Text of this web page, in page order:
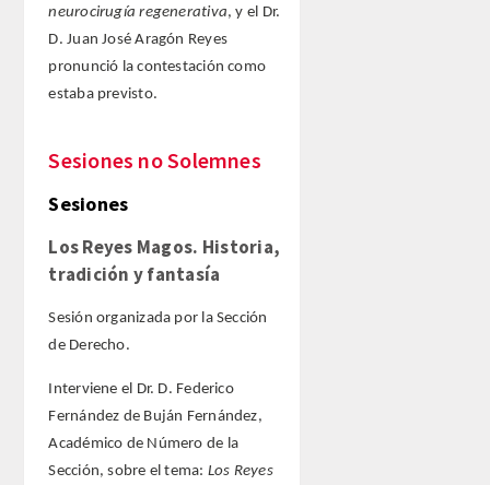
APERTURA DE CURSO
REFLEXIONES de la RADE
OTRAS PUBLICACIONES
PRENSA
COMUNICACION
ENLACES
CONTACTO
neurocirugía regenerativa, y el Dr.
D. Juan José Aragón Reyes
pronunció la contestación como
estaba previsto.
Sesiones no Solemnes
Sesiones
Los Reyes Magos. Historia,
tradición y fantasía
Sesión organizada por la Sección
de Derecho.
Interviene el Dr. D. Federico
Fernández de Buján Fernández,
Académico de Número de la
Sección, sobre el tema: Los Reyes